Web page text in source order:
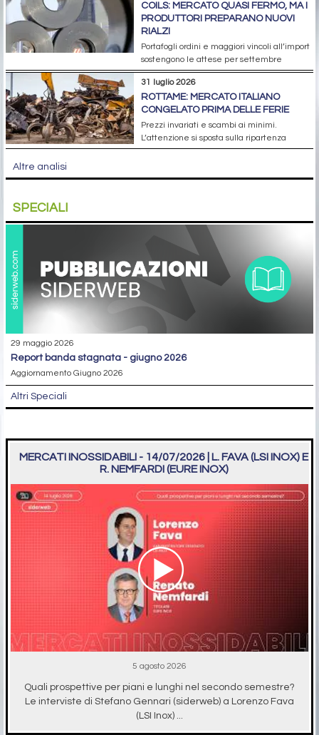
COILS: MERCATO QUASI FERMO, MA I
PRODUTTORI PREPARANO NUOVI
RIALZI
Portafogli ordini e maggiori vincoli all’import
sostengono le attese per settembre
31 luglio 2026
ROTTAME: MERCATO ITALIANO
CONGELATO PRIMA DELLE FERIE
Prezzi invariati e scambi ai minimi.
L’attenzione si sposta sulla ripartenza
Altre analisi
SPECIALI
29 maggio 2026
report banda stagnata - giugno 2026
Aggiornamento Giugno 2026
Altri Speciali
MERCATI INOSSIDABILI - 14/07/2026 | L. FAVA (LSI INOX) E
R. NEMFARDI (EURE INOX)
5 agosto 2026
Quali prospettive per piani e lunghi nel secondo semestre?
Le interviste di Stefano Gennari (siderweb) a Lorenzo Fava
(LSI Inox) ...